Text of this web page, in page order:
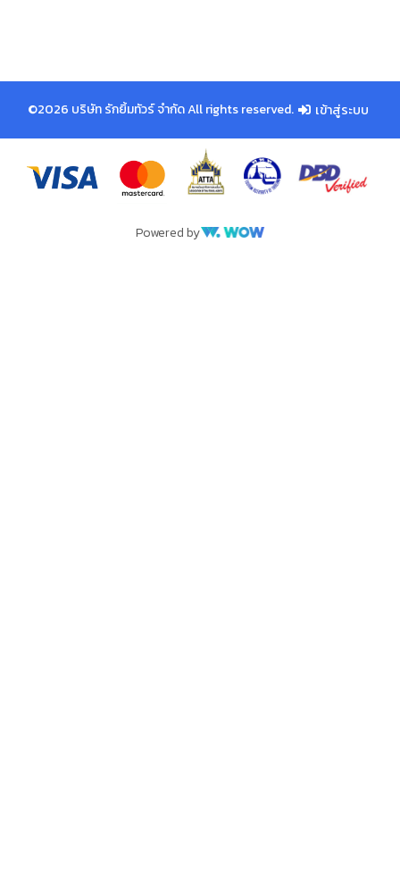
©2026 บริษัท รักยิ้มทัวร์ จำกัด All rights reserved. เข้าสู่ระบบ
Powered by